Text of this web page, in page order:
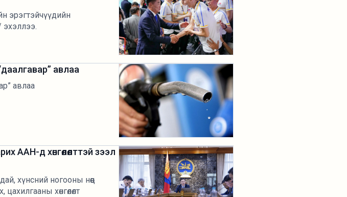
эрэгтэйчүүдийн
эхэллээ.
“даалгавар” авлаа
авлаа
ААН-д хөнгөлөлттэй зээл
хүнсний ногооны нөөц
хөнгөлөлт